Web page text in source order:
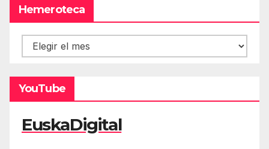
Hemeroteca
Hemeroteca
YouTube
EuskaDigital